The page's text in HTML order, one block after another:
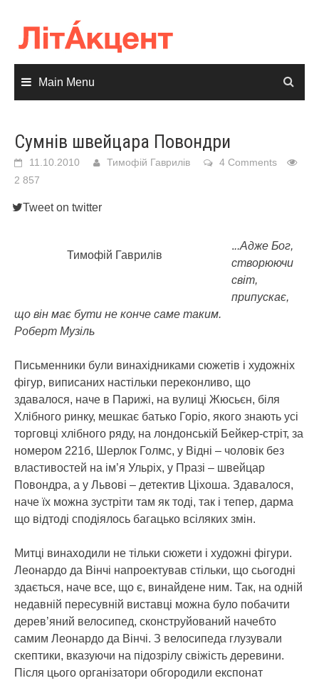
content
Main Menu
Сумнів швейцара Повондри
11.10.2010 Тимофій Гаврилів
4 Comments
2 857
Tweet on twitter
Тимофій Гаврилів
...Адже Бог,
створюючи
світ,
припускає,
що він має бути не конче саме таким.
Роберт Музіль
Письменники були винахідниками сюжетів і художніх
фігур, виписаних настільки переконливо, що
здавалося, наче в Парижі, на вулиці Жюсьєн, біля
Хлібного ринку, мешкає батько Горіо, якого знають усі
торговці хлібного ряду, на лондонській Бейкер-стріт, за
номером 221б, Шерлок Голмс, у Відні – чоловік без
властивостей на ім’я Ульріх, у Празі – швейцар
Повондра, а у Львові – детектив Ціхоша. Здавалося,
наче їх можна зустріти там як тоді, так і тепер, дарма
що відтоді сподіялось багацько всіляких змін.
Митці винаходили не тільки сюжети і художні фігури.
Леонардо да Вінчі напроектував стільки, що сьогодні
здається, наче все, що є, винайдене ним. Так, на одній
недавній пересувній виставці можна було побачити
дерев’яний велосипед, сконструйований начебто
самим Леонардо да Вінчі. З велосипеда глузували
скептики, вказуючи на підозрілу свіжість деревини.
Після цього організатори обгородили експонат